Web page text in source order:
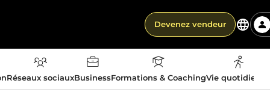
Devenez vendeur
Réseaux sociauxBusinessFormations & CoachingVie